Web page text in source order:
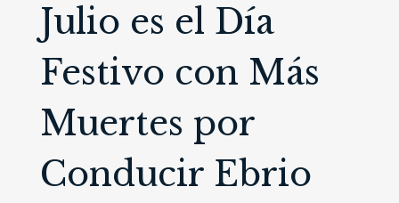
Julio es el Día
Festivo con Más
Muertes por
Conducir Ebrio